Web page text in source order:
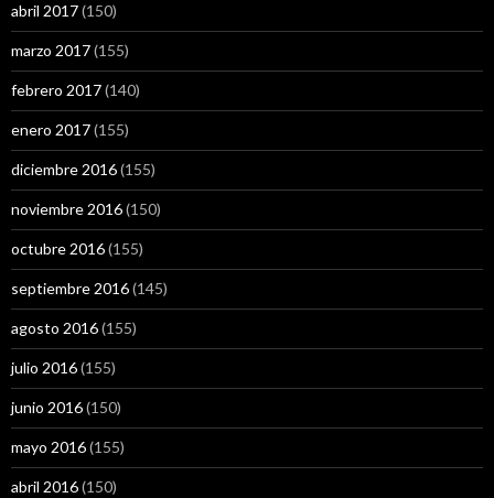
abril 2017(150)
marzo 2017(155)
febrero 2017(140)
enero 2017(155)
diciembre 2016(155)
noviembre 2016(150)
octubre 2016(155)
septiembre 2016(145)
agosto 2016(155)
julio 2016(155)
junio 2016(150)
mayo 2016(155)
abril 2016(150)